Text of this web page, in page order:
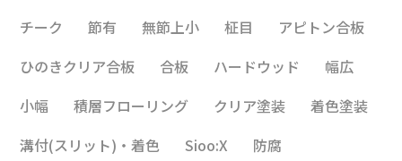
チーク
節有 無節上小 柾目
アピトン合板
ひのきクリア合板
合板 ハードウッド
幅広
小幅
積層フローリング クリア塗装
着色塗装
溝付(スリット)・着色
Sioo:X
防腐